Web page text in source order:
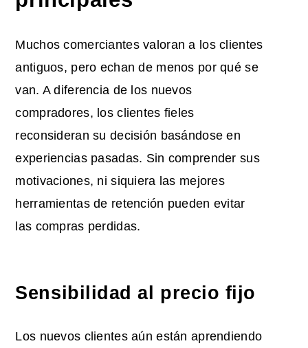
Muchos comerciantes valoran a los clientes
antiguos, pero echan de menos por qué se
van. A diferencia de los nuevos
compradores, los clientes fieles
reconsideran su decisión basándose en
experiencias pasadas. Sin comprender sus
motivaciones, ni siquiera las mejores
herramientas de retención pueden evitar
las compras perdidas.
Sensibilidad al precio fijo
Los nuevos clientes aún están aprendiendo